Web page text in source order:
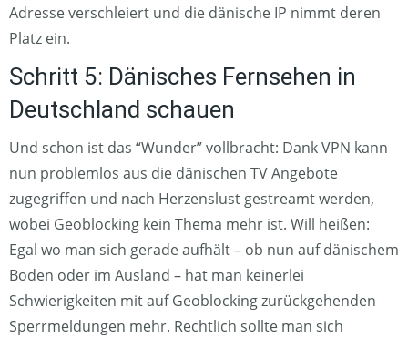
Adresse verschleiert und die dänische IP nimmt deren
Platz ein.
Schritt 5: Dänisches Fernsehen in
Deutschland schauen
Und schon ist das “Wunder” vollbracht: Dank VPN kann
nun problemlos aus die dänischen TV Angebote
zugegriffen und nach Herzenslust gestreamt werden,
wobei Geoblocking kein Thema mehr ist. Will heißen:
Egal wo man sich gerade aufhält – ob nun auf dänischem
Boden oder im Ausland – hat man keinerlei
Schwierigkeiten mit auf Geoblocking zurückgehenden
Sperrmeldungen mehr. Rechtlich sollte man sich